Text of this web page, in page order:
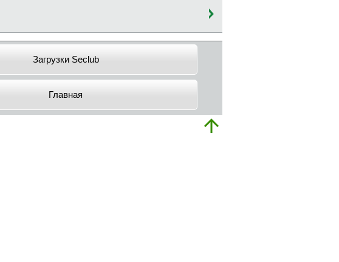
Загрузки Seclub
Главная